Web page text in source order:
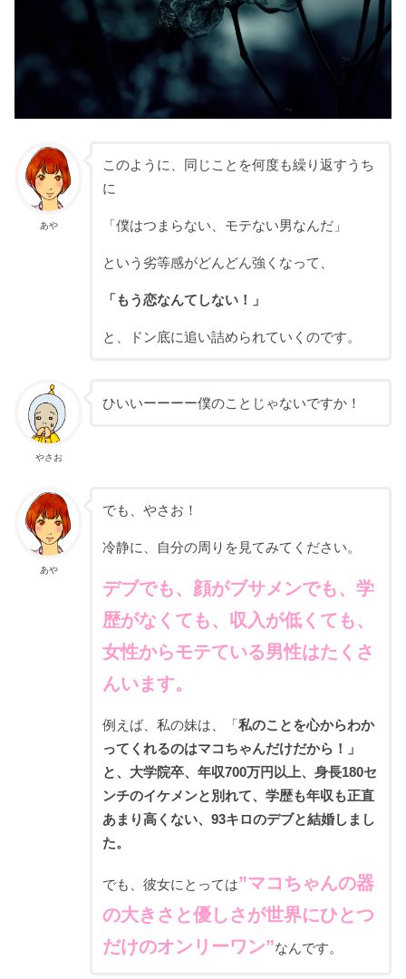
あや
このように、同じことを何度も繰り返すうち
に
「僕はつまらない、モテない男なんだ」
という劣等感がどんどん強くなって、
「もう恋なんてしない！」
と、ドン底に追い詰められていくのです。
やさお
ひいいーーーー僕のことじゃないですか！
あや
でも、やさお！
冷静に、自分の周りを見てみてください。
デブでも、顔がブサメンでも、学
歴がなくても、収入が低くても、
女性からモテている男性はたくさ
んいます。
例えば、私の妹は、「 私のことを心からわか
ってくれるのはマコちゃんだけだから！」
と、大学院卒、年収700万円以上、身長180セ
ンチのイケメンと別れて、学歴も年収も正直
あまり高くない、93キロのデブと結婚しまし
た。
でも、彼女にとっては”マコちゃんの器
の大きさと優しさが世界にひとつ
だけのオンリーワン”なんです。